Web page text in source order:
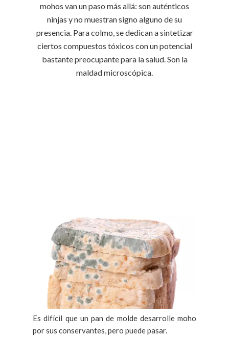
mohos van un paso más allá: son auténticos
ninjas y no muestran signo alguno de su
presencia. Para colmo, se dedican a sintetizar
ciertos compuestos tóxicos con un potencial
bastante preocupante para la salud. Son la
maldad microscópica.
Es difícil que un pan de molde desarrolle moho
por sus conservantes, pero puede pasar.